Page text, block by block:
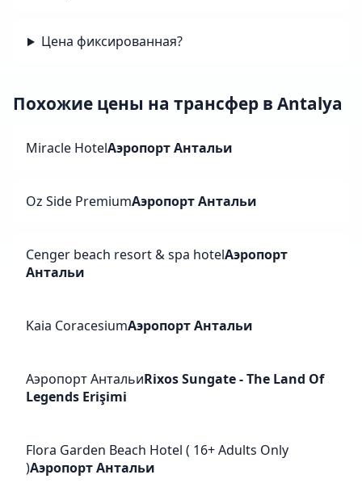
Цена фиксированная?
Похожие цены на трансфер в Antalya
Miracle HotelАэропорт Антальи
Oz Side PremiumАэропорт Антальи
Cenger beach resort & spa hotelАэропорт
Антальи
Kaia CoracesiumАэропорт Антальи
Аэропорт АнтальиRixos Sungate - The Land Of
Legends Erişimi
Flora Garden Beach Hotel ( 16+ Adults Only
)Аэропорт Антальи